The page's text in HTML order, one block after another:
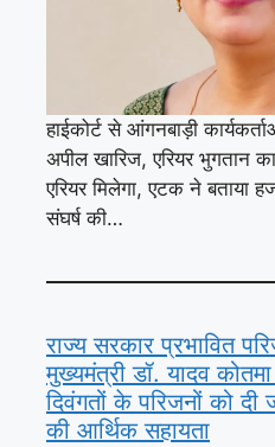
हाईकोर्ट से आंगनबाड़ी
अपील खारिज, एरियर भुगतान
एरियर मिलेगा, एटक ने बताया
संघर्ष की…
राज्य सरकार प्रभावित
मुख्यमंत्री डॉ. यादव
दिवंगतों के परिजनों को
की आर्थिक सहायता